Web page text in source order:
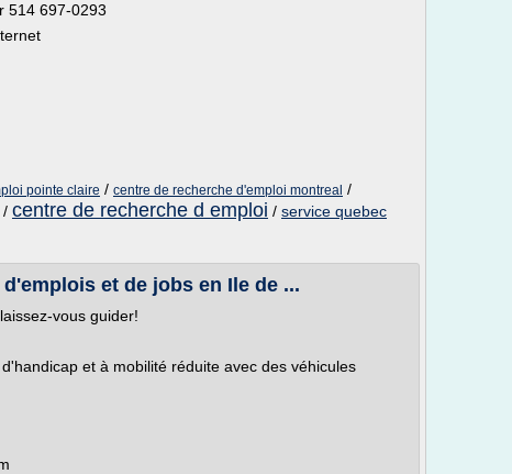
514 697-0293
pointe claire / centre de recherche d'emploi montreal /
/ centre de recherche d emploi / service quebec
et de jobs en Ile de ...
vous guider!
et à mobilité réduite avec des véhicules